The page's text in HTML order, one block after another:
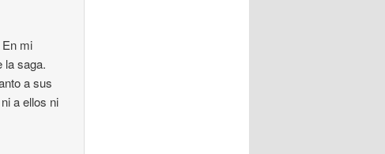
mi
la saga.
a sus
a ellos ni